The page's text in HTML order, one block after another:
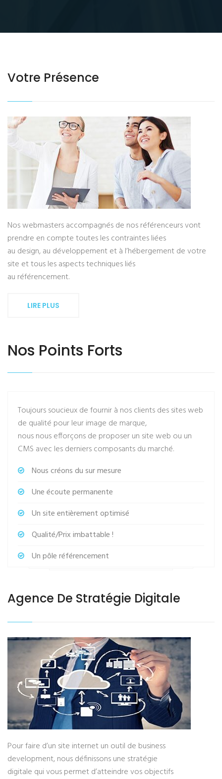
Votre Présence
Nos webmasters accompagnés de nos référenceurs vont
prendre en compte toutes les contraintes liées
au design, au développement et à l’hébergement de votre
site et tous les aspects techniques liés
au référencement.
LIRE PLUS
Nos Points Forts
Toujours soucieux de fournir à nos clients des sites web
de qualité pour leur image de marque,
nous nous efforçons de proposer un site web ou un
CMS avec les derniers composants du marché.
Nous créons du sur mesure
Une écoute permanente
Un site entièrement optimisé
Qualité/Prix imbattable !
Un pôle référencement
Agence De Stratégie Digitale
Pour faire d’un site internet un outil de business
development, nous définissons une stratégie
digitale qui vous permet d’atteindre vos objectifs